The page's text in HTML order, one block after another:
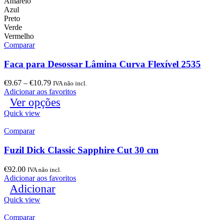
Azul
Preto
Verde
Vermelho
Comparar
Faca para Desossar Lâmina Curva Flexível 2535
€9.67 – €10.79 IVA não incl.
Adicionar aos favoritos
Ver opções
Quick view
Comparar
Fuzil Dick Classic Sapphire Cut 30 cm
€92.00 IVA não incl.
Adicionar aos favoritos
Adicionar
Quick view
Comparar